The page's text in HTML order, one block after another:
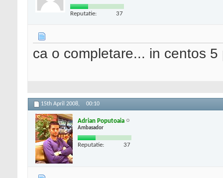
Reputatie: 37
ca o completare... in centos
15th April 2008, 00:10
Adrian Poputoaia
Ambasador
Reputatie: 37